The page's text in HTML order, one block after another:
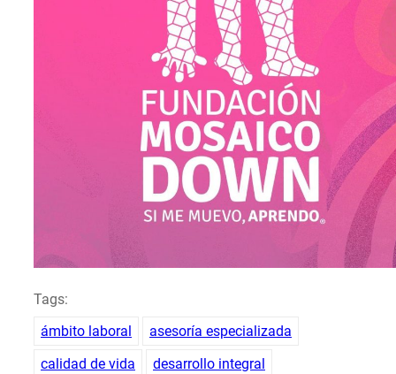
Tags:
ámbito laboral
asesoría especializada
calidad de vida
desarrollo integral